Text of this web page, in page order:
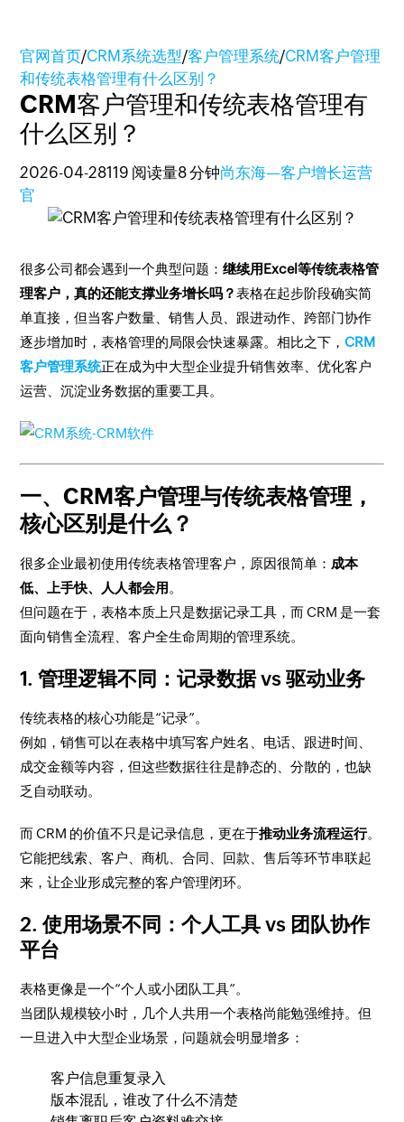
官网首页/CRM系统选型/客户管理系统/CRM客户管理
和传统表格管理有什么区别？
CRM客户管理和传统表格管理有
什么区别？
2026-04-28119 阅读量8 分钟尚东海—客户增长运营
官
很多公司都会遇到一个典型问题：继续用Excel等传统表格管
理客户，真的还能支撑业务增长吗？表格在起步阶段确实简
单直接，但当客户数量、销售人员、跟进动作、跨部门协作
逐步增加时，表格管理的局限会快速暴露。相比之下，CRM
客户管理系统正在成为中大型企业提升销售效率、优化客户
运营、沉淀业务数据的重要工具。
一、CRM客户管理与传统表格管理，
核心区别是什么？
很多企业最初使用传统表格管理客户，原因很简单： 成本
低、上手快、人人都会用 。
但问题在于，表格本质上只是数据记录工具，而 CRM 是一套
面向销售全流程、客户全生命周期的管理系统。
1. 管理逻辑不同：记录数据 vs 驱动业务
传统表格的核心功能是“记录”。
例如，销售可以在表格中填写客户姓名、电话、跟进时间、
成交金额等内容，但这些数据往往是静态的、分散的，也缺
乏自动联动。
而 CRM 的价值不只是记录信息，更在于推动业务流程运行。
它能把线索、客户、商机、合同、回款、售后等环节串联起
来，让企业形成完整的客户管理闭环。
2. 使用场景不同：个人工具 vs 团队协作
平台
表格更像是一个“个人或小团队工具”。
当团队规模较小时，几个人共用一个表格尚能勉强维持。但
一旦进入中大型企业场景，问题就会明显增多：
客户信息重复录入
版本混乱，谁改了什么不清楚